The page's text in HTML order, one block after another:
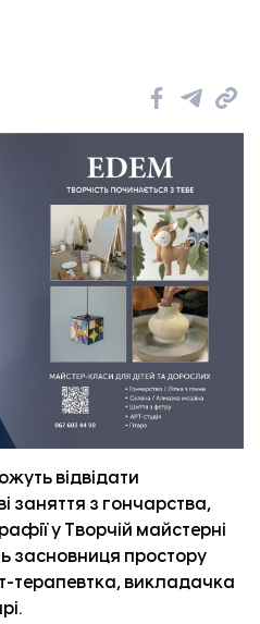
відвідати
заняття з гончарства,
у Творчій майстерні
засновниця простору
терапевтка, викладачка